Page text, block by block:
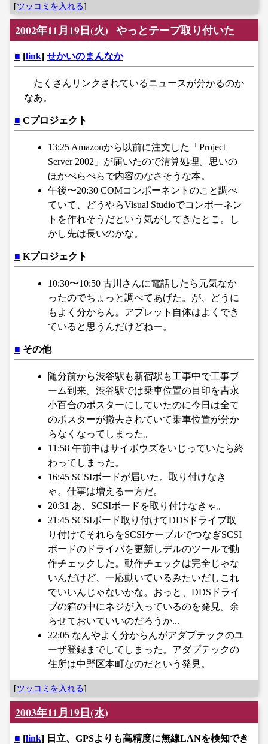
[ツッコミを入れる]
2002年11月19日(火) やっとテープ取り付いた
■ [link] せかいのまんなか
たくさんリンクされているニュースが分かるのか
なあ。
■ Cプロジェクト
13:25 Amazonから以前に注文した「Project
Server 2002」が届いたので清算処理。思いの
ほかぺらぺらで内容のなさそうな本。
午後〜20:30 COMコンポーネントのこと調べ
ていて、どうやらVisual Studioでコンポーネン
トを作れそうだという気がしてきたとこ。し
かし先は長いのかな。
■ Kプロジェクト
10:30〜10:50 古川さんに電話したら元気なか
ったのでちょっと調べてあげた。が、どうに
もよく分からん。アプレット自体はよくでき
ていると思うんだけどねー。
■ その他
随分前から渋谷駅も新宿駅も工事中で工事ブ
ーム到来。渋谷駅では乗車位置の目印を吉永
小百合のポスターにしていたのに今日は全て
のポスターが撤去されていて乗車位置が分か
らなくなってしまった。
11:58 午前中はサイボウズをいじっていたら終
わってしまった。
16:45 SCSIボードが届いた。取り付けなき
ゃ。仕事は増える一方だ。
20:31 あ、SCSIボードを取り付けなきゃ。
21:45 SCSIボード取り付けてDDSドライブ取
り付けてそれらをSCSIケーブルでつなぎSCSI
ボードのドライバを更新しデルのツールで動
作チェックした。動作チェックは完全じゃな
いんだけど、一応動いているみたいだしこれ
でいいんじゃないかな。おっと、DDSドライ
ブの箱の中にネジが入っているのを発見。余
らせておいていいのだろうか...
22:05 なんやよく分からんがアダプテックのユ
ーザ登録までしてしまった。アダプテックの
住所は中野区本町なのだという発見。
[ツッコミを入れる]
2003年11月19日(水)
■ [link] 日立、GPSよりも高精度に無線LANを検知でき